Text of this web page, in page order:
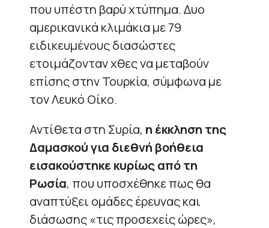
που υπέστη βαρύ χτύπημα. Δυο
αμερικανικά κλιμάκια με 79
ειδικευμένους διασώστες
ετοιμάζονταν χθες να μεταβούν
επίσης στην Τουρκία, σύμφωνα με
τον Λευκό Οίκο.
Αντίθετα στη Συρία, η έκκληση της
Δαμασκού για διεθνή βοήθεια
εισακούστηκε κυρίως από τη
Ρωσία, που υποσχέθηκε πως θα
αναπτύξει ομάδες έρευνας και
διάσωσης «τις προσεχείς ώρες»,